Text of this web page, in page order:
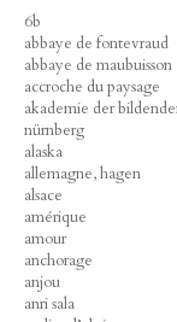
6b
abbaye de fontevraud
abbaye de maubuisson
accroche du paysage
akademie der
nürnberg
alaska
allemagne, hagen
alsace
amérique
amour
anchorage
anjou
anri sala